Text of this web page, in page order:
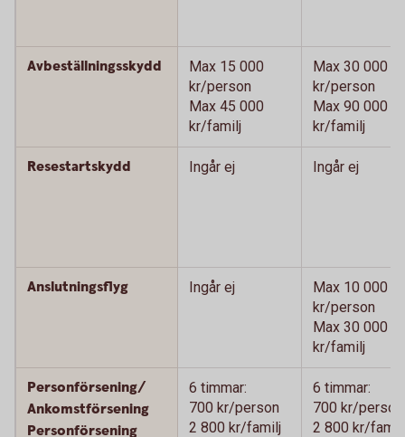
Avbeställningsskydd
Max 15 000
kr/person
Max 45 000
kr/familj
Max 30 000
kr/person
Max 90 000
kr/familj
Resestartskydd Ingår ej Ingår ej
Anslutningsflyg Ingår ej
Max 10 000
kr/person
Max 30 000
kr/familj
Personförsening/
Ankomstförsening
Personförsening
6 timmar:
700 kr/person
2 800 kr/familj
6 timmar:
700 kr/person
2 800 kr/familj